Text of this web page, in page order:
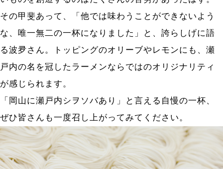
その甲斐あって、「他では味わうことができないよう
な、唯一無二の一杯になりました」と、誇らしげに語
る波夛さん。トッピングのオリーブやレモンにも、瀬
戸内の名を冠したラーメンならではのオリジナリティ
が感じられます。
「岡山に瀬戸内シヲソバあり」と言える自慢の一杯、
ぜひ皆さんも一度召し上がってみてください。